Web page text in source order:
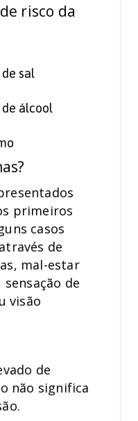
risco da
sal
de álcool
primeiros
casos
de
mal-estar
de
visão
de
não significa